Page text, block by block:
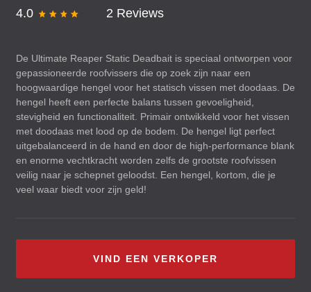
4.0 2 Reviews
De Ultimate Reaper Static Deadbait is speciaal ontworpen voor
gepassioneerde roofvissers die op zoek zijn naar een
hoogwaardige hengel voor het statisch vissen met doodaas. De
hengel heeft een perfecte balans tussen gevoeligheid,
stevigheid en functionaliteit. Primair ontwikkeld voor het vissen
met doodaas met lood op de bodem. De hengel ligt perfect
uitgebalanceerd in de hand en door de high-performance blank
en enorme vechtkracht worden zelfs de grootste roofvissen
veilig naar je schepnet geloodst. Een hengel, kortom, die je
veel waar biedt voor zijn geld!
VIND EEN VERKOPER